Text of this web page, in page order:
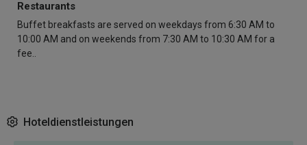
Restaurants
Buffet breakfasts are served on weekdays from 6:30 AM to
10:00 AM and on weekends from 7:30 AM to 10:30 AM for a
fee..
Hoteldienstleistungen